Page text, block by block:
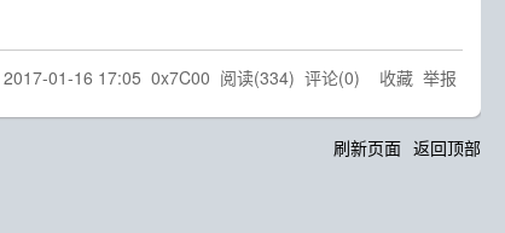
2017-01-16 17:05 0x7C00 阅读(334) 评论(0) 收藏 举报
刷新页面 返回顶部